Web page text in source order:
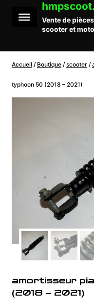
contenu
Vente de
scooter et moto
Accueil / Boutique / scooter /
typhoon 50 (2018 – 2021)
amortisseur
(2018 – 2021)